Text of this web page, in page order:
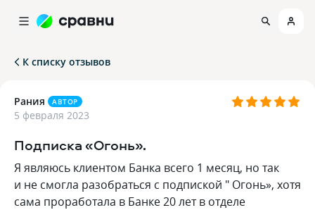
К списку отзывов
Рания АВТОР
5 февраля 2023
Подписка «Огонь».
Я являюсь клиентом Банка всего 1 месяц, но так
и не смогла разобраться с подпиской " Огонь», хотя
сама проработала в Банке 20 лет в отделе